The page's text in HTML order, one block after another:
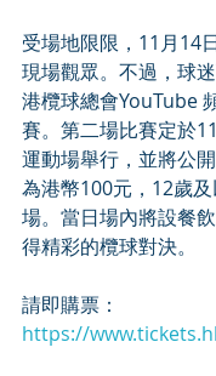
受場地限限，11月14
現場觀眾。不過，球
港欖球總會YouTube
賽。第二場比賽定於
運動場舉行，並將公
為港幣100元，12歲
場。當日場內將設餐
得精彩的欖球對決。
請即購票：
https://